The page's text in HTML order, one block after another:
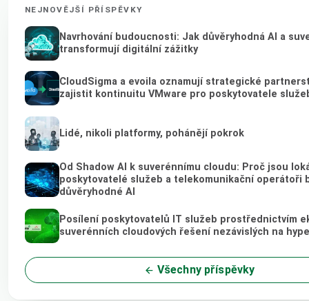
NEJNOVĚJŠÍ PŘÍSPĚVKY
Navrhování budoucnosti: Jak důvěryhodná AI a
transformují digitální zážitky
CloudSigma a evoila oznamují strategické
zajistit kontinuitu VMware pro poskytovatele
Lidé, nikoli platformy, pohánějí pokrok
Od Shadow AI k suverénnímu cloudu: Proč jsou
poskytovatelé služeb a telekomunikační operátoři
důvěryhodné AI
Posílení poskytovatelů IT služeb prostřednictvím
suverénních cloudových řešení nezávislých na
Všechny příspěvky